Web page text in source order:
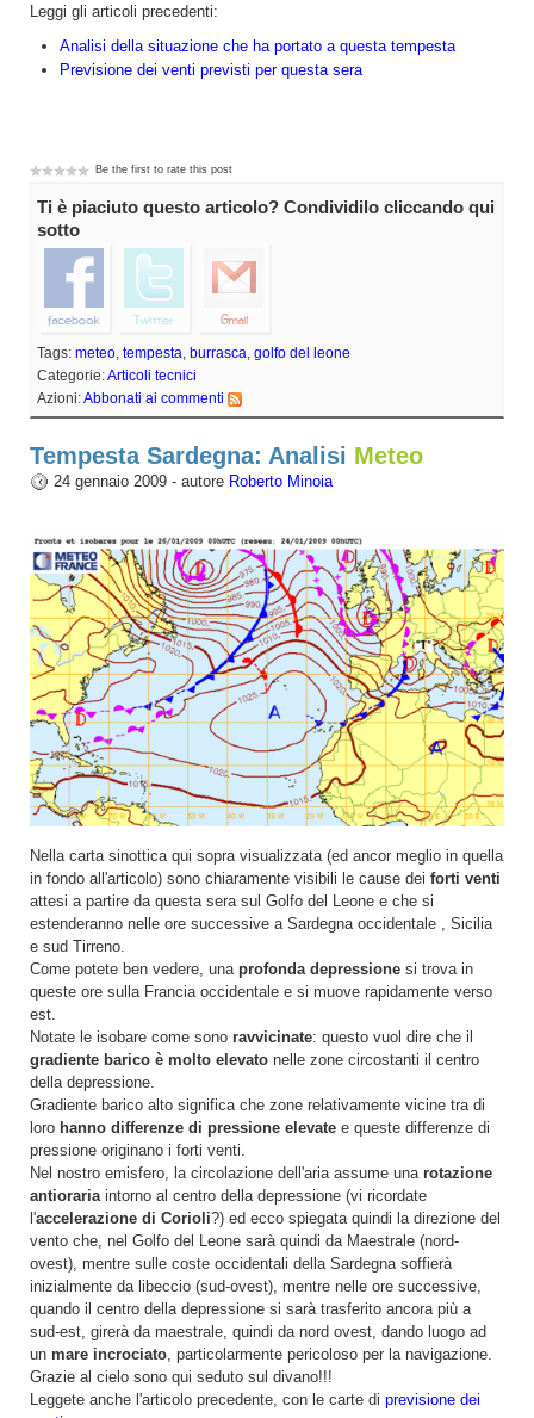
Leggi gli articoli precedenti:
Analisi della situazione che ha portato a questa tempesta
Previsione dei venti previsti per questa sera
Be the first to rate this post
Ti è piaciuto questo articolo? Condividilo cliccando qui
sotto
Tags: meteo, tempesta, burrasca, golfo del leone
Categorie:Articoli tecnici
Azioni:Abbonati ai commenti
Tempesta Sardegna: Analisi Meteo
24 gennaio 2009 - autore Roberto Minoia
Nella carta sinottica qui sopra visualizzata (ed ancor meglio in quella
in fondo all'articolo) sono chiaramente visibili le cause dei forti venti
attesi a partire da questa sera sul Golfo del Leone e che si
estenderanno nelle ore successive a Sardegna occidentale , Sicilia
e sud Tirreno.
Come potete ben vedere, una profonda depressione si trova in
queste ore sulla Francia occidentale e si muove rapidamente verso
est.
Notate le isobare come sono ravvicinate: questo vuol dire che il
gradiente barico è molto elevato nelle zone circostanti il centro
della depressione.
Gradiente barico alto significa che zone relativamente vicine tra di
loro hanno differenze di pressione elevate e queste differenze di
pressione originano i forti venti.
Nel nostro emisfero, la circolazione dell'aria assume una rotazione
antiorariaintorno al centro della depressione (vi ricordate
l'accelerazione di Corioli?) ed ecco spiegata quindi la direzione del
vento che, nel Golfo del Leone sarà quindi da Maestrale (nord-
ovest), mentre sulle coste occidentali della Sardegna soffierà
inizialmente da libeccio (sud-ovest), mentre nelle ore successive,
quando il centro della depressione si sarà trasferito ancora più a
sud-est, girerà da maestrale, quindi da nord ovest, dando luogo ad
un mare incrociato, particolarmente pericoloso per la navigazione.
Grazie al cielo sono qui seduto sul divano!!!
Leggete anche l'articolo precedente, con le carte di previsione dei